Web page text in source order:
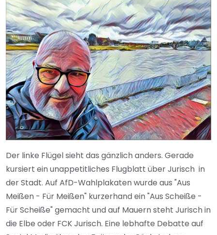
Der linke Flügel sieht das gänzlich anders. Gerade
kursiert ein unappetitliches Flugblatt über Jurisch in
der Stadt. Auf AfD-Wahlplakaten wurde aus "Aus
Meißen - Für Meißen" kurzerhand ein "Aus Scheiße -
Für Scheiße" gemacht und auf Mauern steht Jurisch in
die Elbe oder FCK Jurisch. Eine lebhafte Debatte auf